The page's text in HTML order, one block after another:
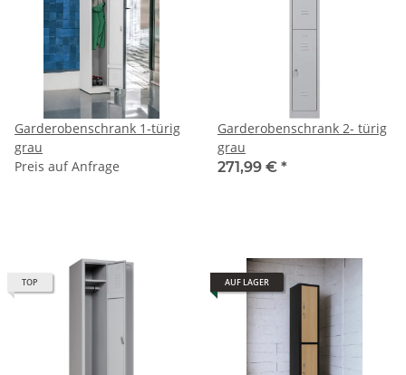
Garderobenschrank 1-türig
grau
Preis auf Anfrage
Garderobenschrank 2- türig
grau
271,99 € *
TOP AUF LAGER